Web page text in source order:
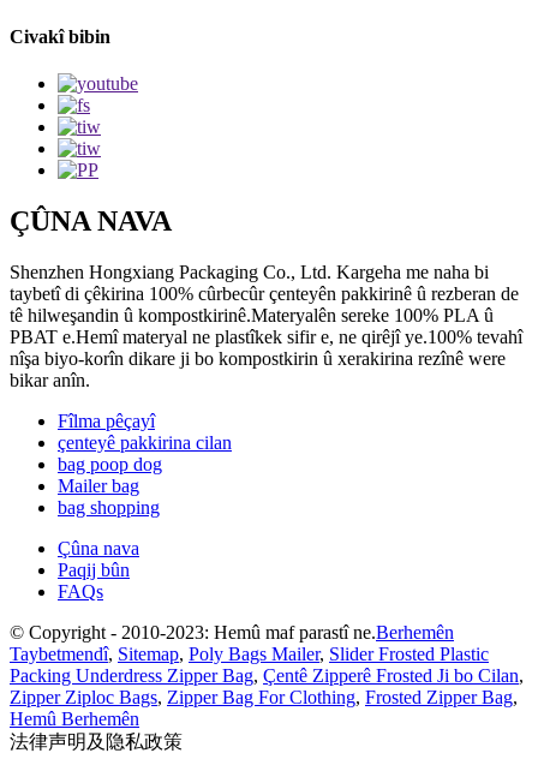
Civakî bibin
ÇÛNA NAVA
Shenzhen Hongxiang Packaging Co., Ltd. Kargeha me naha bi
taybetî di çêkirina 100% cûrbecûr çenteyên pakkirinê û rezberan de
tê hilweşandin û kompostkirinê.Materyalên sereke 100% PLA û
PBAT e.Hemî materyal ne plastîkek sifir e, ne qirêjî ye.100% tevahî
nîşa biyo-korîn dikare ji bo kompostkirin û xerakirina rezînê were
bikar anîn.
Fîlma pêçayî
çenteyê pakkirina cilan
bag poop dog
Mailer bag
bag shopping
Çûna nava
Paqij bûn
FAQs
© Copyright - 2010-2023: Hemû maf parastî ne.Berhemên
Taybetmendî, Sitemap, Poly Bags Mailer, Slider Frosted Plastic
Packing Underdress Zipper Bag, Çentê Zipperê Frosted Ji bo Cilan,
Zipper Ziploc Bags, Zipper Bag For Clothing, Frosted Zipper Bag,
Hemû Berhemên
法律声明及隐私政策